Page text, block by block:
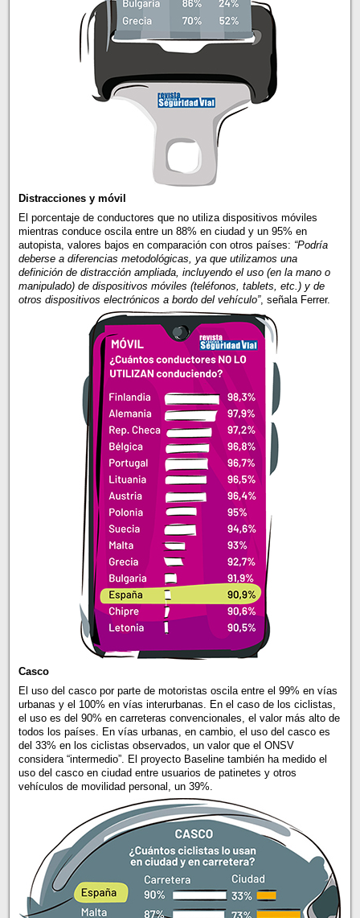
Distracciones y móvil
El porcentaje de conductores que no utiliza dispositivos móviles
mientras conduce oscila entre un 88% en ciudad y un 95% en
autopista, valores bajos en comparación con otros países: “Podría
deberse a diferencias metodológicas, ya que utilizamos una
definición de distracción ampliada, incluyendo el uso (en la mano o
manipulado) de dispositivos móviles (teléfonos, tablets, etc.) y de
otros dispositivos electrónicos a bordo del vehículo”, señala Ferrer.
Casco
El uso del casco por parte de motoristas oscila entre el 99% en vías
urbanas y el 100% en vías interurbanas. En el caso de los ciclistas,
el uso es del 90% en carreteras convencionales, el valor más alto de
todos los países. En vías urbanas, en cambio, el uso del casco es
del 33% en los ciclistas observados, un valor que el ONSV
considera “intermedio”. El proyecto Baseline también ha medido el
uso del casco en ciudad entre usuarios de patinetes y otros
vehículos de movilidad personal, un 39%.